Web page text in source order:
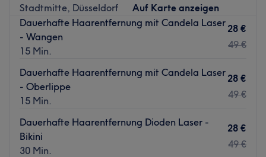
Stadtmitte, Düsseldorf
Auf Karte anzeigen
Dauerhafte Haarentfernung mit Candela Laser
- Wangen
15 Min.
28 €
49 €
Dauerhafte Haarentfernung mit Candela Laser
- Oberlippe
15 Min.
28 €
49 €
Dauerhafte Haarentfernung Dioden Laser -
Bikini
30 Min.
28 €
49 €